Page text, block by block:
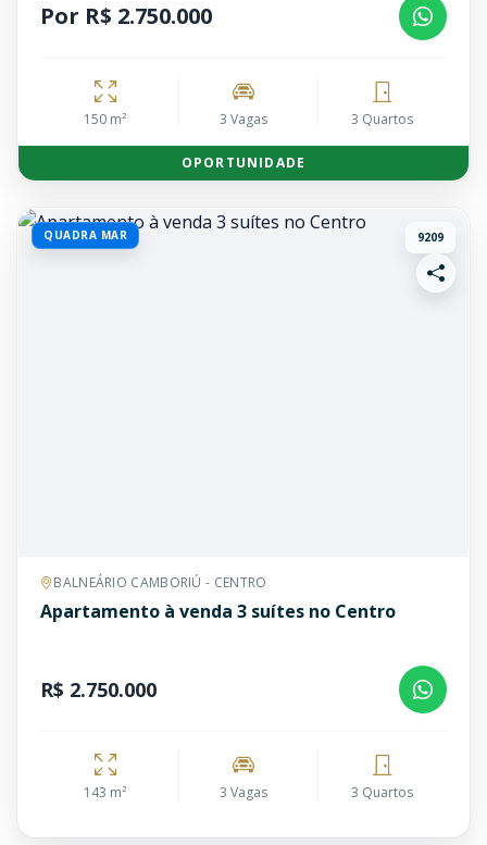
Por R$ 2.750.000
150 m² 3 Vagas 3 Quartos
OPORTUNIDADE
QUADRA MAR 9209
BALNEÁRIO CAMBORIÚ - CENTRO
Apartamento à venda 3 suítes no Centro
R$ 2.750.000
143 m² 3 Vagas 3 Quartos